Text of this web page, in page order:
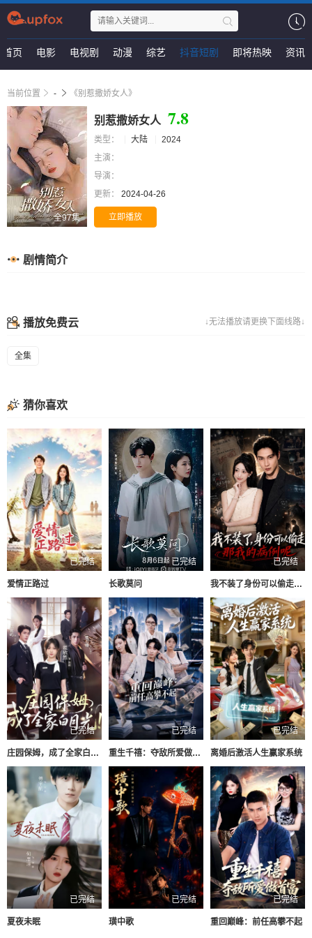
首页 电影 电视剧 动漫 综艺 抖音短剧 即将热映 资讯
当前位置 - 《别惹撒娇女人》
全97集
别惹撒娇女人 7.8
类型： 大陆
2024
主演：
导演：
更新：
2024-04-26
立即播放
剧情简介
↓无法播放请更换下面线路↓
播放免费云
全集
猜你喜欢
已完结
爱情正路过
已完结
长歌莫问
已完结
我不装了身份可以偷走那我的病例呢
已完结
庄园保姆，成了全家白月光
已完结
重生千禧：夺敌所爱做首富
已完结
离婚后激活人生赢家系统
已完结
夏夜未眠
已完结
璜中歌
已完结
重回巅峰：前任高攀不起